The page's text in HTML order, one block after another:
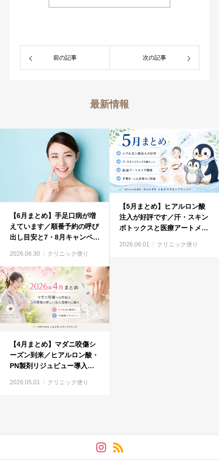
前の記事 次の記事
最新情報
【6月まとめ】手足口病が増
えています／順番予約の呼び
出し目安と7・8月キャンペー
2026.06.30 クリニック便り
【5月まとめ】ヒアルロン酸
注入が好評です／汗・スキン
ボトックスと医療アートメイ
2026.06.01 クリニック便り
【4月まとめ】マダニ咬傷シ
ーズン到来／ヒアルロン酸・
PN製剤リジュビュー導入の
美容皮膚科
2026.05.01 クリニック便り